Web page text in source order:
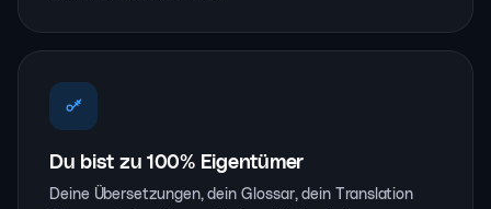
Du bist zu 100% Eigentümer
Deine Übersetzungen, dein Glossar, dein Translation